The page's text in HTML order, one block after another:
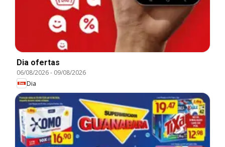
Dia ofertas
06/08/2026- 09/08/2026
Dia